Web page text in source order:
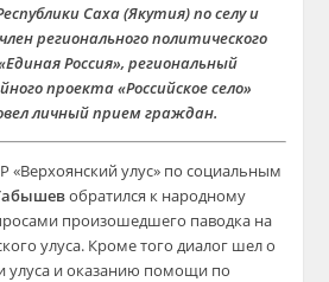
Саха (Якутия) по селу и
регионального политического
Россия», региональный
проекта «Российское село»
личный прием граждан.
«Верхоянский улус» по социальным
обратился к народному
произошедшего паводка на
улуса. Кроме того диалог шел о
улуса и оказанию помощи по